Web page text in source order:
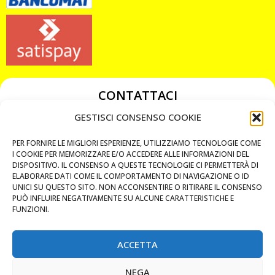
GESTISCI CONSENSO COOKIE
PER FORNIRE LE MIGLIORI ESPERIENZE, UTILIZZIAMO TECNOLOGIE COME
I COOKIE PER MEMORIZZARE E/O ACCEDERE ALLE INFORMAZIONI DEL
DISPOSITIVO. IL CONSENSO A QUESTE TECNOLOGIE CI PERMETTERÀ DI
ELABORARE DATI COME IL COMPORTAMENTO DI NAVIGAZIONE O ID
UNICI SU QUESTO SITO. NON ACCONSENTIRE O RITIRARE IL CONSENSO
PUÒ INFLUIRE NEGATIVAMENTE SU ALCUNE CARATTERISTICHE E
FUNZIONI.
ACCETTA
NEGA
CONTATTACI
349 3863811
chiavicodificate@gmail.com
Privacy Policy
Cookie Policy
MAPS